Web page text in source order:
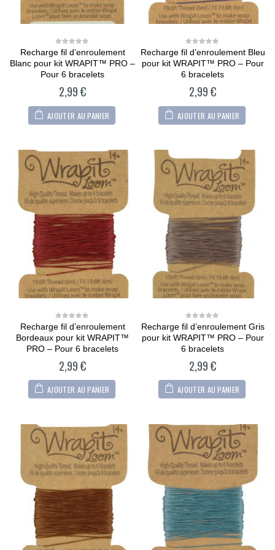
0
of
5
Recharge fil d’enroulement
Blanc pour kit WRAPIT™ PRO –
Pour 6 bracelets
2,99€
AJOUTER AU PANIER
0
of
5
Recharge fil d’enroulement Bleu
pour kit WRAPIT™ PRO – Pour
6 bracelets
2,99€
AJOUTER AU PANIER
0
of
5
Recharge fil d’enroulement
Bordeaux pour kit WRAPIT™
PRO – Pour 6 bracelets
2,99€
AJOUTER AU PANIER
0
of
5
Recharge fil d’enroulement Gris
pour kit WRAPIT™ PRO – Pour
6 bracelets
2,99€
AJOUTER AU PANIER
of
5
CARTONIC® -
Modèle Arty Bunny
0
out
of
5
36,90€
of
5
CARTONIC® -
Modèle Arty Bunny
0
out
of
5
36,90€